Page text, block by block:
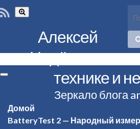
Вкл/
выкл
Вкл/
Алексей
Надёжин о
технике и
Зеркало блога
Домой
BatteryTest 2 — Народный